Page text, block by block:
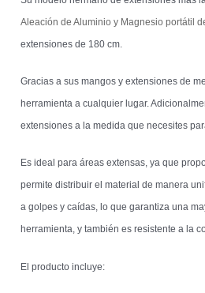
Aleación de Aluminio y Magnesio portátil
extensiones de 180 cm.
Gracias a sus mangos y extensiones de
herramienta a cualquier lugar.
extensiones a la medida que necesites
Es ideal para áreas extensas, ya que
permite distribuir el material de manera
a golpes y caídas, lo que garantiza una
herramienta, y también es resistente a la
El producto incluye: